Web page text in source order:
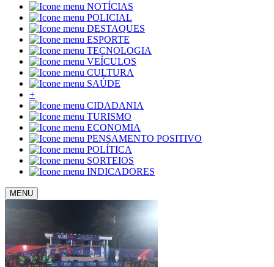
NOTÍCIAS
POLICIAL
DESTAQUES
ESPORTE
TECNOLOGIA
VEÍCULOS
CULTURA
SAÚDE
+
CIDADANIA
TURISMO
ECONOMIA
PENSAMENTO POSITIVO
POLÍTICA
SORTEIOS
INDICADORES
MENU